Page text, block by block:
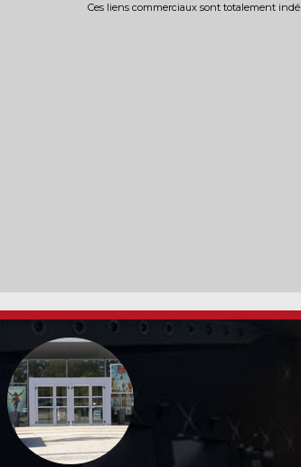
Ces liens commerciaux sont totalement